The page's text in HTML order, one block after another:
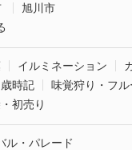
旭川市
イルミネーション
時記
味覚狩り・フル
初売り
ル・パレード